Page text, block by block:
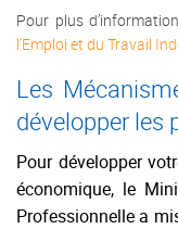
Pour plus
l’Emploi et du Travail
Les
développer les
Pour développer
économique, le
Professionnelle a